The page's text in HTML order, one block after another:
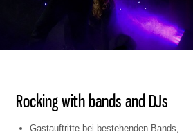
Rocking with bands and DJs
Gastauftritte bei bestehenden Bands,